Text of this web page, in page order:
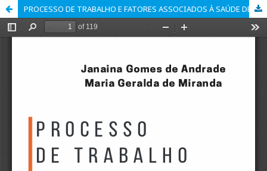
PROCESSO DE TRABALHO E FATORES ASSOCIADOS À SAÚDE DE PROFESSORES: ESTUDO DE CASO